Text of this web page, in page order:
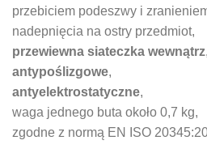
przebiciem podeszwy i
nadepnięcia na ostry przedmiot,
przewiewna siateczka wewnątrz,
antypoślizgowe,
antyelektrostatyczne,
waga jednego buta około 0,7 kg,
zgodne z normą EN ISO